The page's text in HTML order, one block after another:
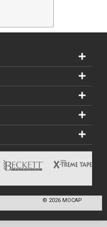
© 2026 MOCAP